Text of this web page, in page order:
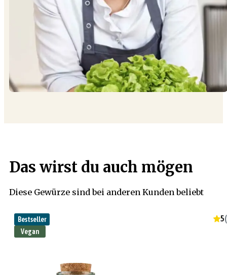
Das wirst du auch mögen
Diese Gewürze sind bei anderen Kunden beliebt
Bestseller
Vegan
5(